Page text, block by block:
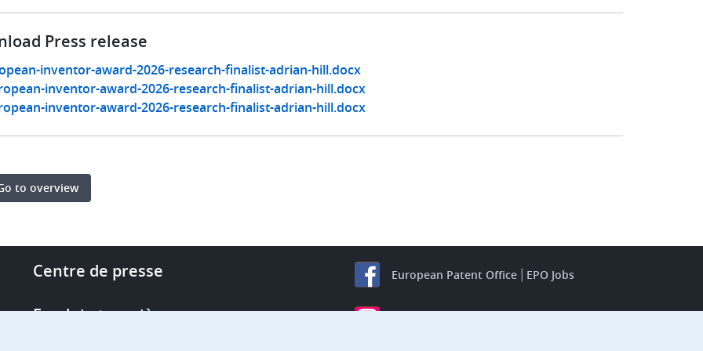
Press release
inventor-award-2026-research-finalist-adrian-hill.docx
inventor-award-2026-research-finalist-adrian-hill.docx
inventor-award-2026-research-finalist-adrian-hill.docx
to overview
Footer
Centre de presse
Emploi et carrière
European Patent Office EPO Jobs